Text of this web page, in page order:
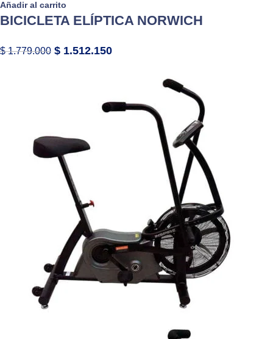
Añadir al carrito
BICICLETA ELÍPTICA NORWICH
$1.779.000 $ 1.512.150